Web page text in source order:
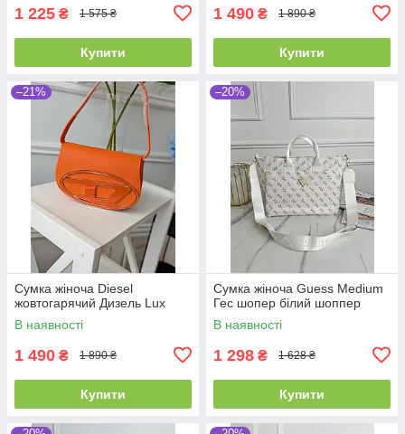
1 225 ₴ 1 575 ₴
Купити
1 490 ₴ 1 890 ₴
Купити
–21%
Сумка жіноча Diesel
жовтогарячий Дизель Lux
В наявності
1 490 ₴ 1 890 ₴
Купити
–20%
Сумка жіноча Guess Medium
Гес шопер білий шоппер
В наявності
1 298 ₴ 1 628 ₴
Купити